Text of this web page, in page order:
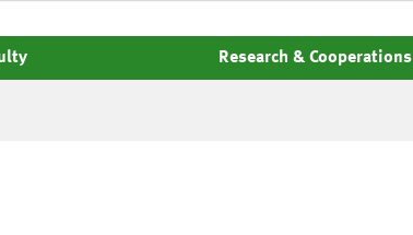
Research & Cooperations